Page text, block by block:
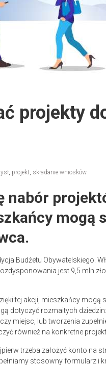
projekty
, projekt, składanie wniosków
nabór
mogą
Budżetu Obywatelskiego.
jest 9,5 mln
tej akcji, mieszkańcy
dotyczyć rozmaitych
miejsc, lub tworzenia
również na konkretne
trzeba założyć konto na
stosowny formularz i